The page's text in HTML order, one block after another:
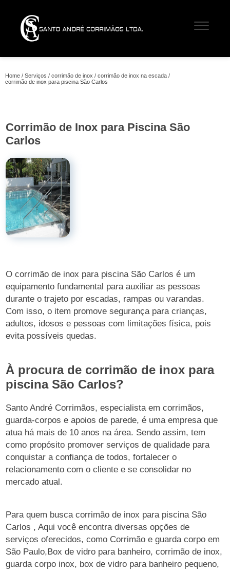
Home Serviços corrimão de inox
corrimão de inox na escada
corrimão de inox para piscina São Carlos
Corrimão de Inox para Piscina São
Carlos
O corrimão de inox para piscina São Carlos é um
equipamento fundamental para auxiliar as pessoas
durante o trajeto por escadas, rampas ou varandas.
Com isso, o item promove segurança para crianças,
adultos, idosos e pessoas com limitações física, pois
evita possíveis quedas.
À procura de corrimão de inox para
piscina São Carlos?
Santo André Corrimãos, especialista em corrimãos,
guarda-corpos e apoios de parede, é uma empresa que
atua há mais de 10 anos na área. Sendo assim, tem
como propósito promover serviços de qualidade para
conquistar a confiança de todos, fortalecer o
relacionamento com o cliente e se consolidar no
mercado atual.
Para quem busca corrimão de inox para piscina São
Carlos , Aqui você encontra diversas opções de
serviços oferecidos, como Corrimão e guarda corpo em
São Paulo,Box de vidro para banheiro, corrimão de inox,
guarda corpo inox, box de vidro para banheiro pequeno,